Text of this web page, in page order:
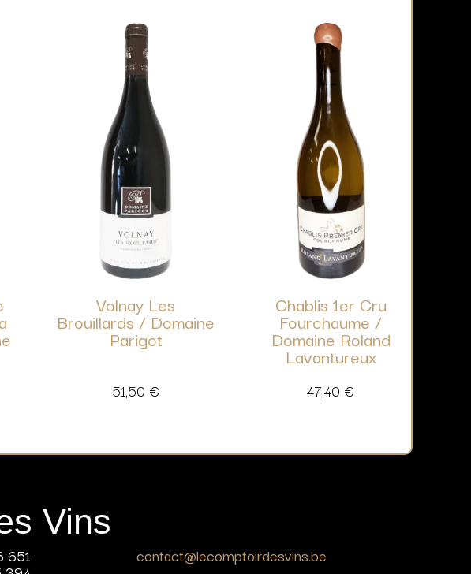
Volnay Les
Brouillards / Domaine
Parigot
51,50 €
Chablis 1er Cru
Fourchaume /
Domaine Roland
Lavantureux
47,40 €
Vins
651 contact@lecomptoirdesvins.be